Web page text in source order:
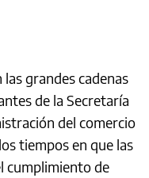
grandes cadenas
de la Secretaría
del comercio
tiempos en que las
cumplimiento de